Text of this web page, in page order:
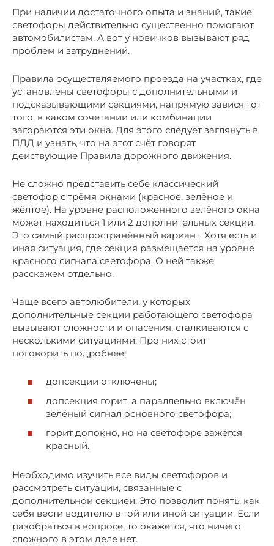
При наличии достаточного опыта и знаний, такие
светофоры действительно существенно помогают
автомобилистам. А вот у новичков вызывают ряд
проблем и затруднений.
Правила осуществляемого проезда на участках, где
установлены светофоры с дополнительными и
подсказывающими секциями, напрямую зависят от
того, в каком сочетании или комбинации
загораются эти окна. Для этого следует заглянуть в
ПДД и узнать, что на этот счёт говорят
действующие Правила дорожного движения.
Не сложно представить себе классический
светофор с трёмя окнами (красное, зелёное и
жёлтое). На уровне расположенного зелёного окна
может находиться 1 или 2 дополнительных секции.
Это самый распространённый вариант. Хотя есть и
иная ситуация, где секция размещается на уровне
красного сигнала светофора. О ней также
расскажем отдельно.
Чаще всего автолюбители, у которых
дополнительные секции работающего светофора
вызывают сложности и опасения, сталкиваются с
несколькими ситуациями. Про них стоит
поговорить подробнее:
допсекции отключены;
допсекция горит, а параллельно включён
зелёный сигнал основного светофора;
горит допокно, но на светофоре зажёгся
красный.
Необходимо изучить все виды светофоров и
рассмотреть ситуации, связанные с
дополнительной секцией. Это позволит понять, как
себя вести водителю в той или иной ситуации. Если
разобраться в вопросе, то окажется, что ничего
сложного в этом деле нет.